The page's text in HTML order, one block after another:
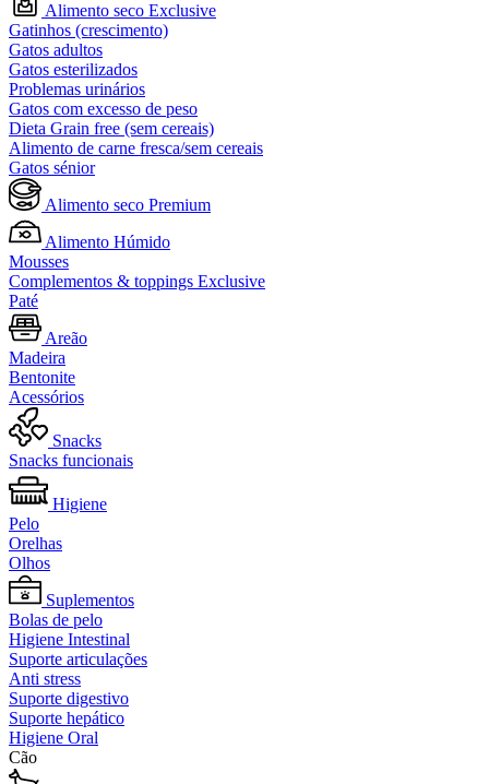
Alimento seco Exclusive
Gatinhos (crescimento)
Gatos adultos
Gatos esterilizados
Problemas urinários
Gatos com excesso de peso
Dieta Grain free (sem cereais)
Alimento de carne fresca/sem cereais
Gatos sénior
Alimento seco Premium
Alimento Húmido
Mousses
Complementos & toppings Exclusive
Paté
Areão
Madeira
Bentonite
Acessórios
Snacks
Snacks funcionais
Higiene
Pelo
Orelhas
Olhos
Suplementos
Bolas de pelo
Higiene Intestinal
Suporte articulações
Anti stress
Suporte digestivo
Suporte hepático
Higiene Oral
Cão